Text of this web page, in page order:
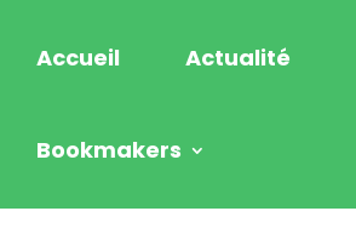
Accueil Actualité
Bookmakers